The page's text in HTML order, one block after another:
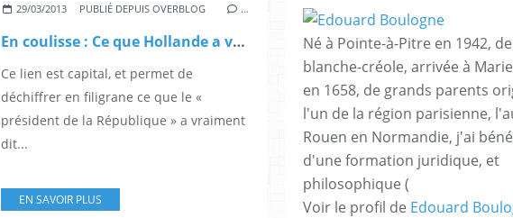
29/03/2013 PUBLIÉ DEPUIS OVERBLOG …
En coulisse : Ce que Hollande a vraiment dit le 28 mars.
Ce lien est capital, et permet de
déchiffrer en filigrane ce que le «
président de la République » a vraiment
dit...
EN SAVOIR PLUS
Né à Pointe-à-Pitre en 1942,
blanche-créole, arrivée à
en 1658, de grands parents
l'un de la région parisienne,
Rouen en Normandie, j'ai
d'une formation juridique, et
philosophique (
Voir le profil de Edouard